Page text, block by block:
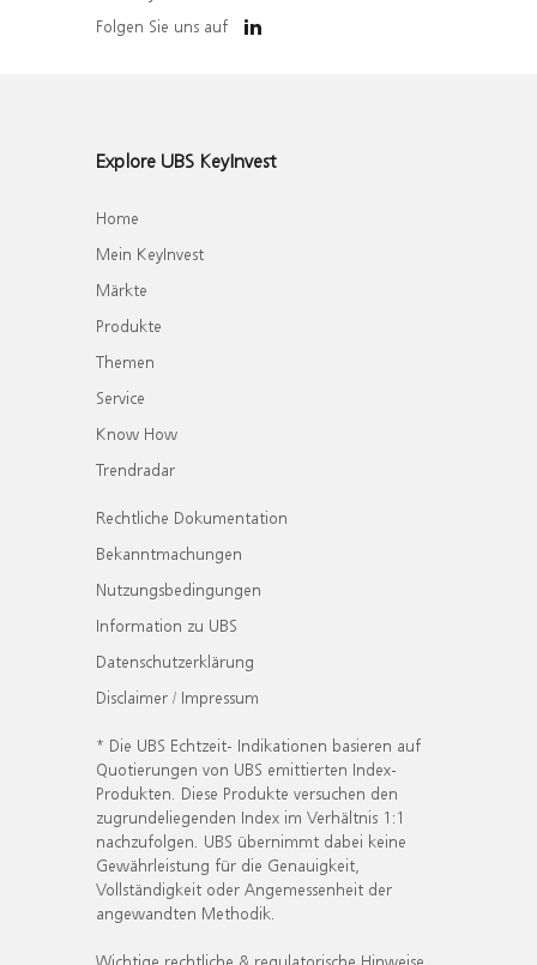
Folgen Sie uns auf
Explore UBS KeyInvest
Home
Mein KeyInvest
Märkte
Produkte
Themen
Service
Know How
Trendradar
Rechtliche Dokumentation
Bekanntmachungen
Nutzungsbedingungen
Information zu UBS
Datenschutzerklärung
Disclaimer / Impressum
* Die UBS Echtzeit- Indikationen basieren auf
Quotierungen von UBS emittierten Index-
Produkten. Diese Produkte versuchen den
zugrundeliegenden Index im Verhältnis 1:1
nachzufolgen. UBS übernimmt dabei keine
Gewährleistung für die Genauigkeit,
Vollständigkeit oder Angemessenheit der
angewandten Methodik.